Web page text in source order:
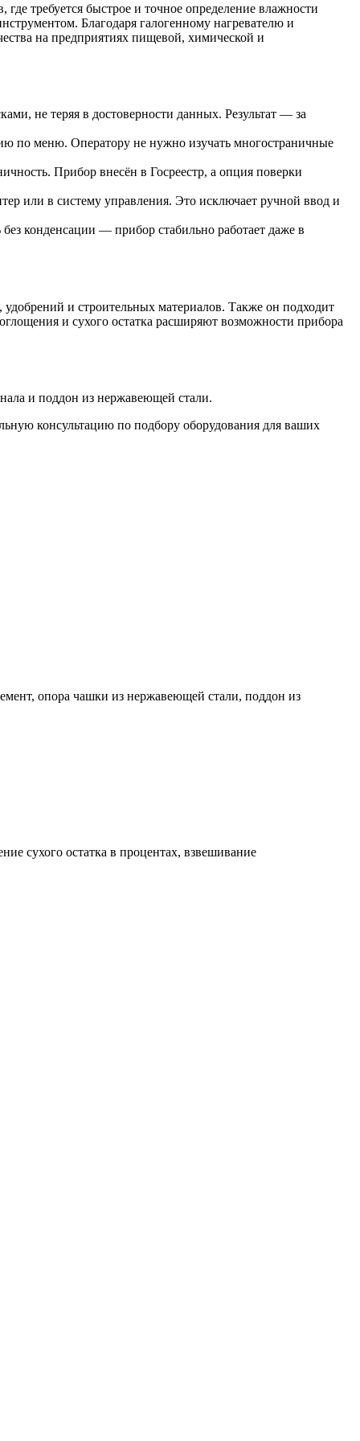
требуется быстрое и точное определение влажности
Благодаря галогенному нагревателю и
на предприятиях пищевой, химической и
не теряя в достоверности данных. Результат — за
по меню. Оператору не нужно изучать многостраничные
Прибор внесён в Госреестр, а опция поверки
или в систему управления. Это исключает ручной ввод и
конденсации — прибор стабильно работает даже в
и строительных материалов. Также он подходит
и сухого остатка расширяют возможности прибора
и поддон из нержавеющей стали.
консультацию по подбору оборудования для ваших
опора чашки из нержавеющей стали, поддон из
сухого остатка в процентах, взвешивание